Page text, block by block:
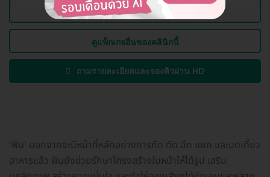
ดูข้อมูลคลินิก
ดูแพ็กเกจอื่นของคลินิกนี้
ถามรายละเอียดและจองคิวผ่าน HD
'ฟัน' นอกจากจะมีหน้าที่หลักอย่างการกัด ตัด ฉีก แยก และบดเคี้ยว
อาหารแล้ว ฟันยังช่วยรักษาโครงสร้างใบหน้าให้ได้รูป เสริม